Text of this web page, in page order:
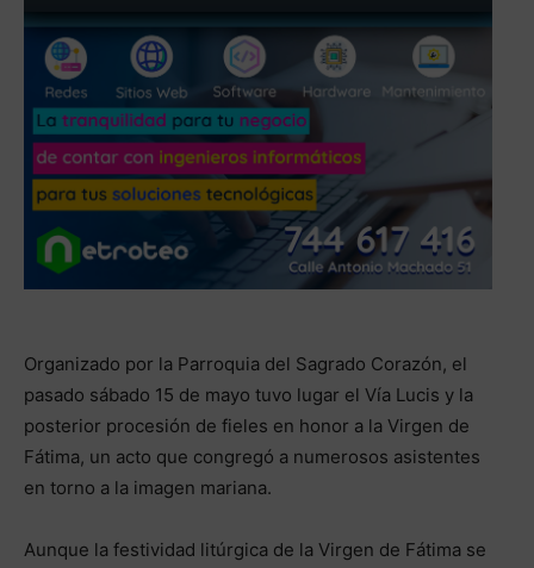
Organizado por la Parroquia del Sagrado Corazón, el
pasado sábado 15 de mayo tuvo lugar el Vía Lucis y la
posterior procesión de fieles en honor a la Virgen de
Fátima, un acto que congregó a numerosos asistentes
en torno a la imagen mariana.
Aunque la festividad litúrgica de la Virgen de Fátima se